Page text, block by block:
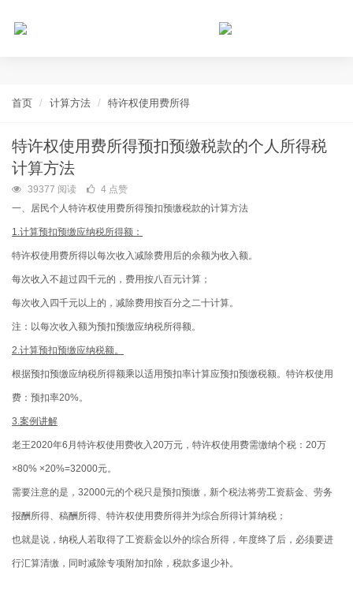
首页 计算方法 特许权使用费所得
特许权使用费所得预扣预缴税款的个人所得税
计算方法
39377 阅读
4 点赞
一、居民个人特许权使用费所得预扣预缴税款的计算方法
1.计算预扣预缴应纳税所得额：
特许权使用费所得以每次收入减除费用后的余额为收入额。
每次收入不超过四千元的，费用按八百元计算；
每次收入四千元以上的，减除费用按百分之二十计算。
注：以每次收入额为预扣预缴应纳税所得额。
2.计算预扣预缴应纳税额。
根据预扣预缴应纳税所得额乘以适用预扣率计算应预扣预缴税额。特许权使用
费：预扣率20%。
3.案例讲解
老王2020年6月特许权使用费收入20万元，特许权使用费需缴纳个税：20万
×80% ×20%=32000元。
需要注意的是，32000元的个税只是预扣预缴，新个税法将劳工资薪金、劳务
报酬所得、稿酬所得、特许权使用费所得并为综合所得计算纳税；
也就是说，纳税人若取得了工资薪金以外的综合所得，年度终了后，必须要进
行汇算清缴，同时减除专项附加扣除，税款多退少补。